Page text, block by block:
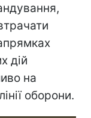
дій
на
оборони.